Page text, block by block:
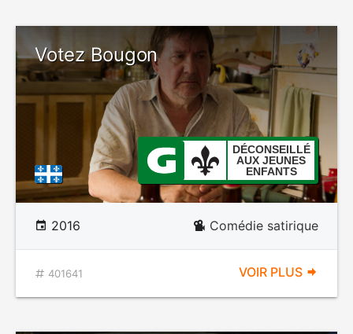
Votez Bougon
DÉCONSEILLÉ
AUX JEUNES
ENFANTS
2016 Comédie satirique
401641 VOIR PLUS